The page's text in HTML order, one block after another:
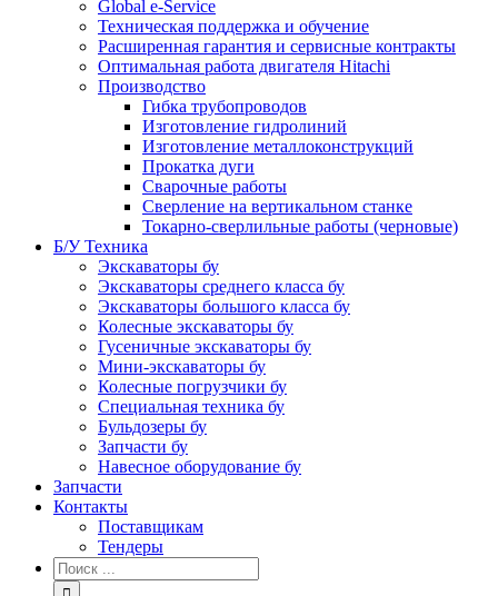
Global e-Service
Техническая поддержка и обучение
Расширенная гарантия и сервисные контракты
Оптимальная работа двигателя Hitachi
Производство
Гибка трубопроводов
Изготовление гидролиний
Изготовление металлоконструкций
Прокатка дуги
Сварочные работы
Сверление на вертикальном станке
Токарно-сверлильные работы (черновые)
Б/У Техника
Экскаваторы бу
Экскаваторы среднего класса бу
Экскаваторы большого класса бу
Колесные экскаваторы бу
Гусеничные экскаваторы бу
Мини-экскаваторы бу
Колесные погрузчики бу
Специальная техника бу
Бульдозеры бу
Запчасти бу
Навесное оборудование бу
Запчасти
Контакты
Поставщикам
Тендеры
Результат
поиска: